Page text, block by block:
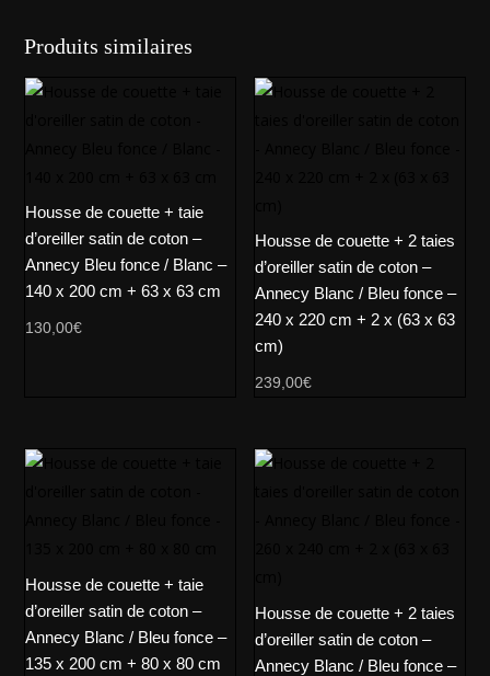
Produits similaires
Housse de couette + taie
d’oreiller satin de coton –
Annecy Bleu fonce / Blanc –
140 x 200 cm + 63 x 63 cm
130,00€
Housse de couette + 2 taies
d’oreiller satin de coton –
Annecy Blanc / Bleu fonce –
240 x 220 cm + 2 x (63 x 63
cm)
239,00€
Housse de couette + taie
d’oreiller satin de coton –
Annecy Blanc / Bleu fonce –
135 x 200 cm + 80 x 80 cm
Housse de couette + 2 taies
d’oreiller satin de coton –
Annecy Blanc / Bleu fonce –